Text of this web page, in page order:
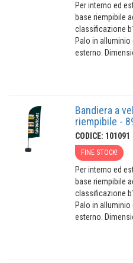
Per interno ed
base riempibile
classificazione
Palo in alluminio
esterno.
Bandiera a
riempibile -
CODICE: 101091
FINE STOCK!
Per interno ed
base riempibile
classificazione
Palo in alluminio
esterno.